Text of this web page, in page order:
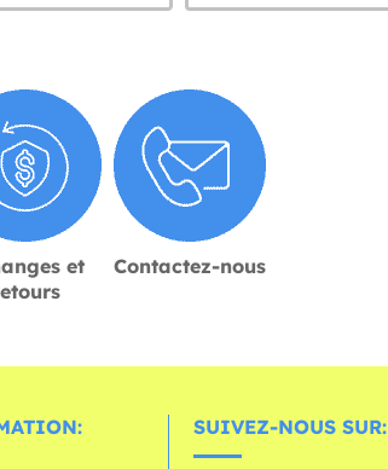
et
Contactez-nous
SUIVEZ-NOUS SUR: